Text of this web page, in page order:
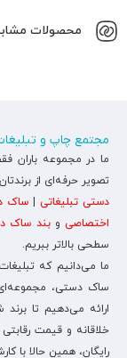
محصولات
مجتمع چاپ و
ما در مجموعه باران
تصویر حرفه‌ای از
دستی تبلیغاتی |ساک
اختصاصی وبند ساک
سطحی بالاتر ببریم.
ما می‌دانیم که
ساک دستی،
ارائه می‌دهیم تا
خلاقانه و قیمت
رایگان، همین حالا با